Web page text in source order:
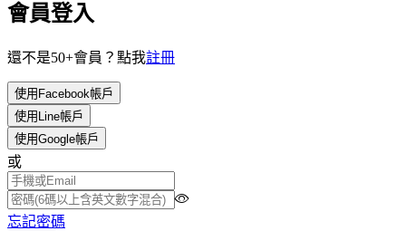
會員登入
還不是50+會員？點我註冊
使用Facebook帳戶
使用Line帳戶
使用Google帳戶
或
忘記密碼